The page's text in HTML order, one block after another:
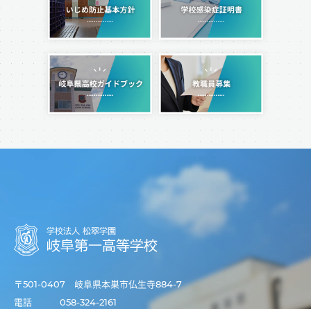
〒501-0407 岐阜県本巣市仏生寺884-7
電話
058-324-2161